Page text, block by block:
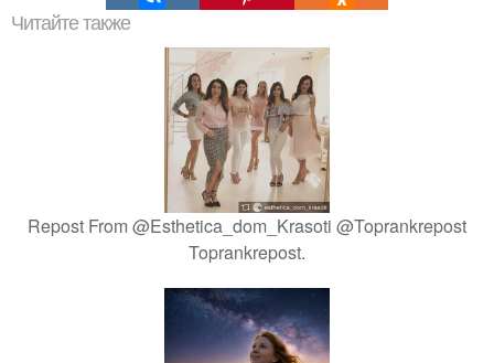
Читайте также
Repost From @Esthetica_dom_Krasoti @Toprankrepost
Toprankrepost.